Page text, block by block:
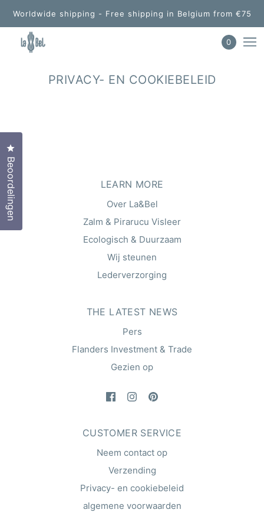
Worldwide shipping - Free shipping in Belgium from €75
0
PRIVACY- EN COOKIEBELEID
LEARN MORE
Over La&Bel
Zalm & Pirarucu Visleer
Ecologisch & Duurzaam
Wij steunen
Lederverzorging
THE LATEST NEWS
Pers
Flanders Investment & Trade
Gezien op
CUSTOMER SERVICE
Neem contact op
Verzending
Privacy- en cookiebeleid
algemene voorwaarden
Beoordelingen
Klik om het dialoogvenster met beoordelingen te openen